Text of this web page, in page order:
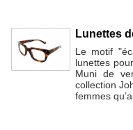
Lunettes
Le motif
lunettes
Muni de
collection
femmes